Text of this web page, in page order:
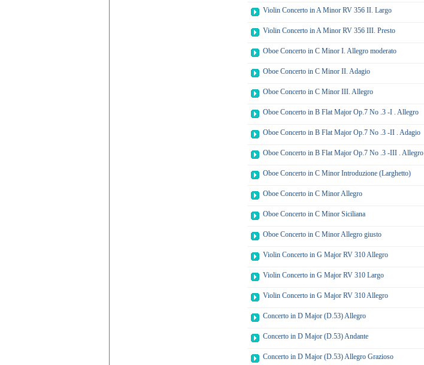
Violin Concerto in A Minor RV 356 II. Largo
Violin Concerto in A Minor RV 356 III. Presto
Oboe Concerto in C Minor I. Allegro moderato
Oboe Concerto in C Minor II. Adagio
Oboe Concerto in C Minor III. Allegro
Oboe Concerto in B Flat Major Op.7 No .3 -I . Allegro
Oboe Concerto in B Flat Major Op.7 No .3 -II . Adagio
Oboe Concerto in B Flat Major Op.7 No .3 -III . Allegro
Oboe Concerto in C Minor Introduzione (Larghetto)
Oboe Concerto in C Minor Allegro
Oboe Concerto in C Minor Siciliana
Oboe Concerto in C Minor Allegro giusto
Violin Concerto in G Major RV 310 Allegro
Violin Concerto in G Major RV 310 Largo
Violin Concerto in G Major RV 310 Allegro
Concerto in D Major (D.53) Allegro
Concerto in D Major (D.53) Andante
Concerto in D Major (D.53) Allegro Grazioso